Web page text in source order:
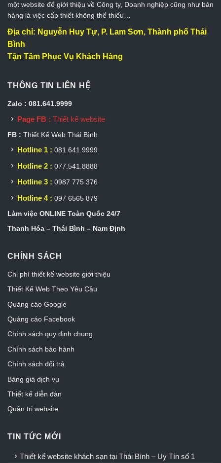
một website để giới thiệu về Công ty, Doanh nghiệp cũng như bán
hàng là việc cấp thiết không thể thiếu…
Địa chỉ: Nguyễn Huy Tự, P. Lam Sơn, Thành phố Thái
Bình
Tận Tâm Phục Vụ Khách Hàng
THÔNG TIN LIÊN HỆ
Zalo : 081.641.9999
Page FB : Thiết kế website
FB : Thiết Kế Web Thái Bình
Hotline 1 : 081.641.9999
Hotline 2 : 077.541.8888
Hotline 3 : 0987 775 376
Hotline 4 : 097 6565 879
Làm việc ONLINE Toàn Quốc 24/7
Thanh Hóa – Thái Bình – Nam Định
CHÍNH SÁCH
Chi phí thiết kế website giới thiệu
Thiết Kế Web Theo Yêu Cầu
Quảng cáo Google
Quảng cáo Facebook
Chính sách quy định chung
Chính sách bảo hành
Chính sách đổi trả
Bảng giá dịch vụ
Thiết kế diễn đàn
Quản trị website
TIN TỨC MỚI
Thiết kế website khách sạn tại Thái Bình – Uy Tín số 1